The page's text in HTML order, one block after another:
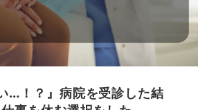
…！？』病院を受診した結